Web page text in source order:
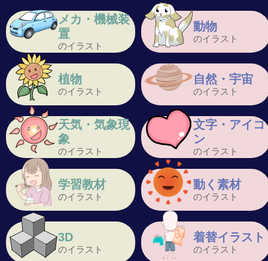
メカ・機械装
置
のイラスト
動物
のイラスト
植物
のイラスト
自然・宇宙
のイラスト
天気・気象現
象
のイラスト
文字・アイコ
ン
のイラスト
学習教材
のイラスト
動く素材
のイラスト
3D
のイラスト
着替イラスト
のイラスト